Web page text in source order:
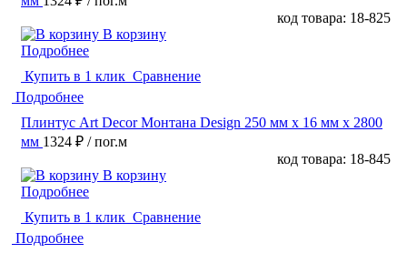
код товара: 18-825
В корзину
Подробнее
Купить в 1 клик Сравнение
Подробнее
Плинтус Art Decor Монтана Design 250 мм х 16 мм х 2800
мм 1324 ₽ / пог.м
код товара: 18-845
В корзину
Подробнее
Купить в 1 клик Сравнение
Подробнее